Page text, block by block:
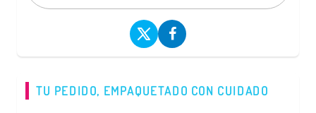
TU PEDIDO, EMPAQUETADO CON CUIDADO